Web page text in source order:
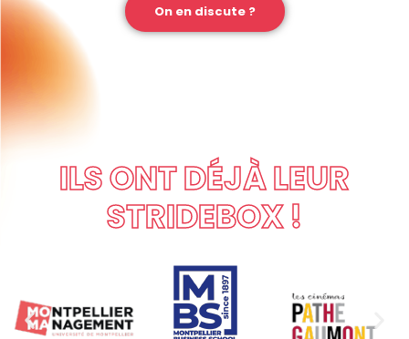
On en discute ?
ILS ONT DÉJÀ LEUR
STRIDEBOX !